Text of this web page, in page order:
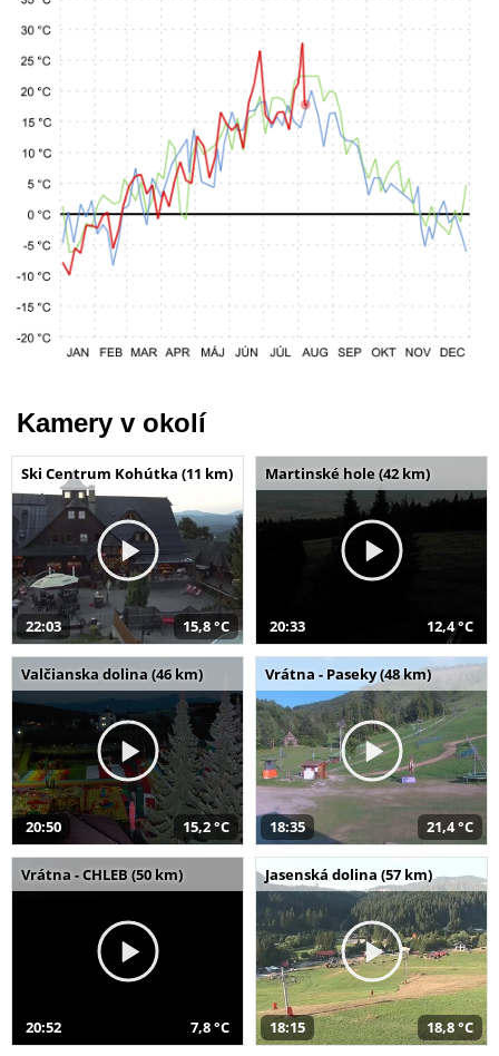
Kamery v okolí
Ski Centrum Kohútka (11 km)
22:03 15,8 °C
Martinské hole (42 km)
20:33 12,4 °C
Valčianska dolina (46 km)
20:50 15,2 °C
Vrátna - Paseky (48 km)
18:35 21,4 °C
Vrátna - CHLEB (50 km)
20:52 7,8 °C
Jasenská dolina (57 km)
18:15 18,8 °C